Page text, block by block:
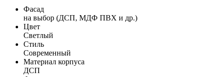
Фасад
на выбор (ДСП, МДФ ПВХ и др.)
Цвет
Светлый
Стиль
Современный
Материал корпуса
ДСП